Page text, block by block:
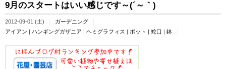
9月のスタートはいい感じです～(´～｀)
2012-09-01 (土)
ガーデニング
アイアン | ハンギングガザニア | ヘミグラフィス | ポット | 蛇口 | 鉢